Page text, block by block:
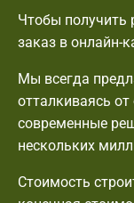
Чтобы получить
заказ в онлайн-
Мы всегда
отталкиваясь
современные
нескольких
Стоимость